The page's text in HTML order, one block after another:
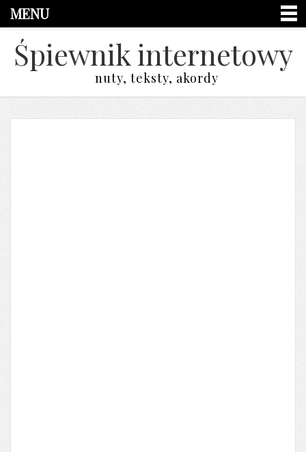
MENU
Śpiewnik internetowy
nuty, teksty, akordy